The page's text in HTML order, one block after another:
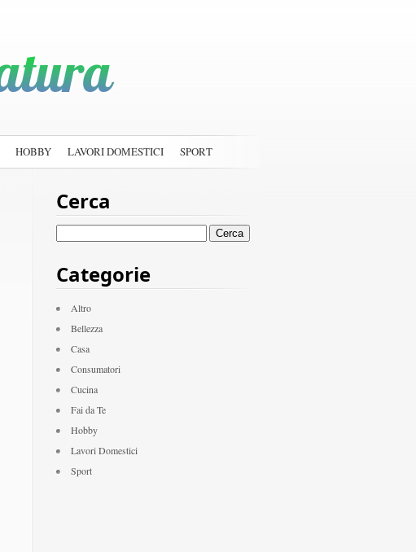
HOBBY LAVORI DOMESTICI SPORT
Cerca
Categorie
Altro
Bellezza
Casa
Consumatori
Cucina
Fai da Te
Hobby
Lavori Domestici
Sport